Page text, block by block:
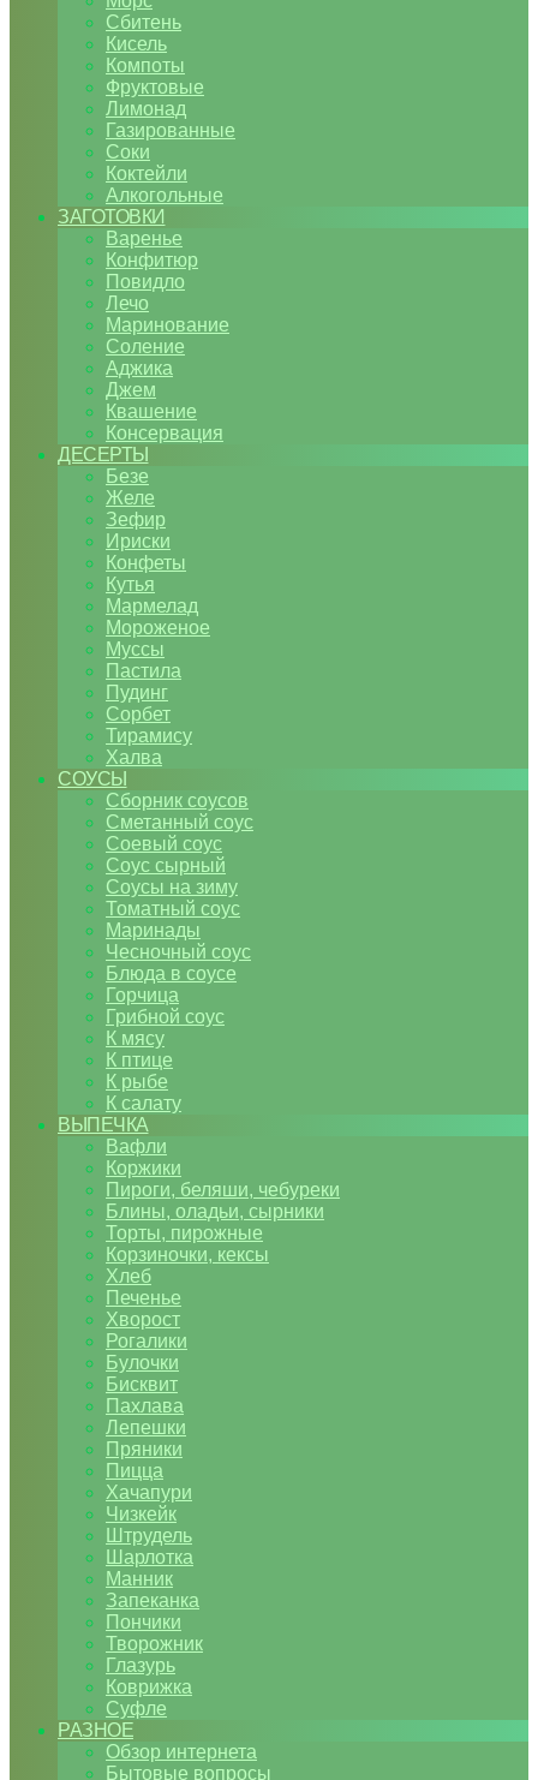
Сбитень
Кисель
Компоты
Фруктовые
Лимонад
Газированные
Соки
Коктейли
Алкогольные
ЗАГОТОВКИ
Варенье
Конфитюр
Повидло
Лечо
Маринование
Соление
Аджика
Джем
Квашение
Консервация
ДЕСЕРТЫ
Безе
Желе
Зефир
Ириски
Конфеты
Кутья
Мармелад
Мороженое
Муссы
Пастила
Пудинг
Сорбет
Тирамису
Халва
СОУСЫ
Сборник соусов
Сметанный соус
Соевый соус
Соус сырный
Соусы на зиму
Томатный соус
Маринады
Чесночный соус
Блюда в соусе
Горчица
Грибной соус
К мясу
К птице
К рыбе
К салату
ВЫПЕЧКА
Вафли
Коржики
Пироги, беляши, чебуреки
Блины, оладьи, сырники
Торты, пирожные
Корзиночки, кексы
Хлеб
Печенье
Хворост
Рогалики
Булочки
Бисквит
Пахлава
Лепешки
Пряники
Пицца
Хачапури
Чизкейк
Штрудель
Шарлотка
Манник
Запеканка
Пончики
Творожник
Глазурь
Коврижка
Суфле
РАЗНОЕ
Обзор интернета
Бытовые вопросы